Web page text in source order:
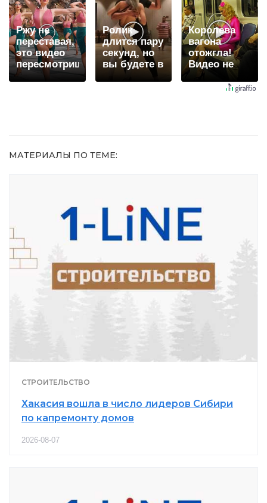
видят...
Ржу не
переставая,
это видео
пересмотришь
не раз
Ролик
длится пару
секунд, но
вы будете в
шоке от
Королева
вагона
отожгла!
Видео не
оставит
равнодушным
МАТЕРИАЛЫ ПО ТЕМЕ:
СТРОИТЕЛЬСТВО
Хакасия вошла в число лидеров Сибири
по капремонту домов
2026-08-07